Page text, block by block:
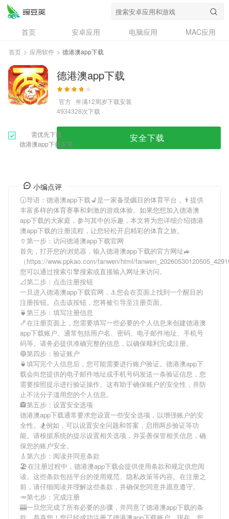
首页 安卓应用 电脑应用
MAC应用
资讯
专题
问答
首页 > 应用软件 > 德港澳app下载
德港澳app下载
官方 年满12周岁下载安装
4934328次下载
需优先下载
德港澳app下载安装
安全下载
小编点评
🕡导语： 德港澳app下载💺是一家备受瞩目的体育平台，👨提供
丰富多样的体育赛事和刺激的游戏体验。如果您想加入德港澳
app下载的大家庭，参与其中的乐趣，本文将为您详细介绍德港
澳app下载的注册流程，让您轻松开启精彩的体育之旅。
🏺第一步：访问德港澳app下载官网
首先，打开您的浏览器，输入德港澳app下载的官方网址🚙
（https://www.ppkao.com/fanwen/html/
您可以通过搜索引擎搜索或直接输入网址来访问。
📐第二步：点击注册按钮
一旦进入德港澳app下载官网，⚓️您会在页面上找到一个醒目的
注册按钮。点击该按钮，您将被引导至注册页面。
🍵第三步：填写注册信息
🍤在注册页面上，您需要填写一些必要的个人信息来创建德港澳
app下载账户。通常包括用户名、密码、电子邮件地址、手机号
码等。请务必提供准确完整的信息，以确保顺利完成注册。
🔵第四步：验证账户
🍵填写完个人信息后，您可能需要进行账户验证。 德港澳app下
载会向您提供的电子邮件地址或手机号码发送一条验证信息，您
需要按照提示进行验证操作。这有助于确保账户的安全性，并防
止不法分子滥用您的个人信息。
🏤第五步：设置安全选项
德港澳app下载通常要求您设置一些安全选项，以增强账户的安
全性。🏂例如，可以设置安全问题和答案，启用两步验证等功
能。请根据系统的提示设置相关选项，并妥善保管相关信息，确
保您的账户安全。
🎸第六步：阅读并同意条款
🏖在注册过程中， 德港澳app下载会提供使用条款和规定供您阅
读。这些条款包括平台的使用规范、隐私政策等内容。在注册之
前，请仔细阅读并理解这些条款，并确保您同意并愿意遵守。
🥕第七步：完成注册
🎰一旦您完成了所有必要的步骤，并同意了德港澳app下载的条